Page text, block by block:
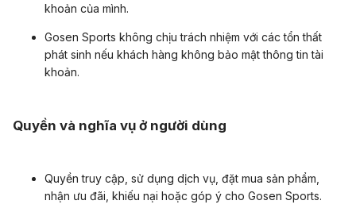
khoản của mình.
Gosen Sports không chịu trách nhiệm với các tổn thất
phát sinh nếu khách hàng không bảo mật thông tin tài
khoản.
Quyền và nghĩa vụ ở người dùng
Quyền truy cập, sử dụng dịch vụ, đặt mua sản phẩm,
nhận ưu đãi, khiếu nại hoặc góp ý cho Gosen Sports.